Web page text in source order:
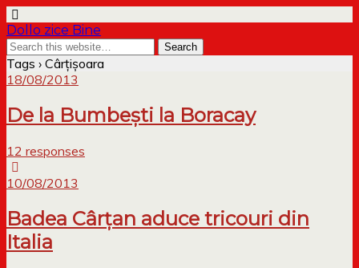
Dollo zice Bine
Tags › Cârțișoara
18/08/2013
De la Bumbești la Boracay
12 responses
10/08/2013
Badea Cârțan aduce tricouri din
Italia